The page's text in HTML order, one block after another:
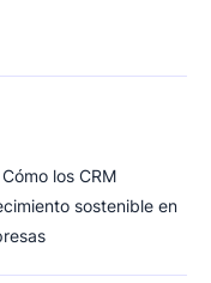
los CRM
sostenible en